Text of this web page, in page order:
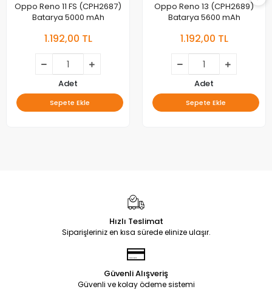
Oppo Reno 11 FS (CPH2687)
Batarya 5000 mAh
1.192,00 TL
Adet
Sepete Ekle
Oppo Reno 13 (CPH2689)
Batarya 5600 mAh
1.192,00 TL
Adet
Sepete Ekle
Hızlı Teslimat
Siparişleriniz en kısa sürede elinize ulaşır.
Güvenli Alışveriş
Güvenli ve kolay ödeme sistemi